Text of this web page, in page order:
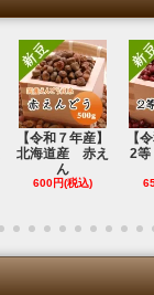
【令和７年産】
北海道産 赤え
ん
600円(税込)
【
2